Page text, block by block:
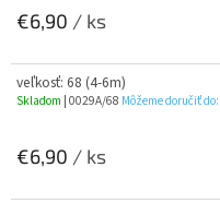
€6,90 / ks
veľkosť: 68 (4-6m)
Skladom | 0029A/68 Môžeme doručiť do:
€6,90 / ks